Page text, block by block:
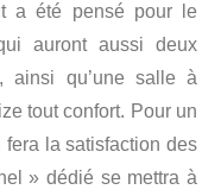
a été pensé pour le
auront aussi deux
ainsi qu’une salle à
tout confort. Pour un
la satisfaction des
» dédié se mettra à